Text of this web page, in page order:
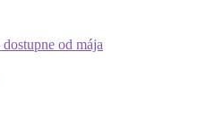
od mája